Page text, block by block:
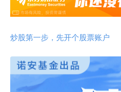
炒股第一步，先开个股票账户